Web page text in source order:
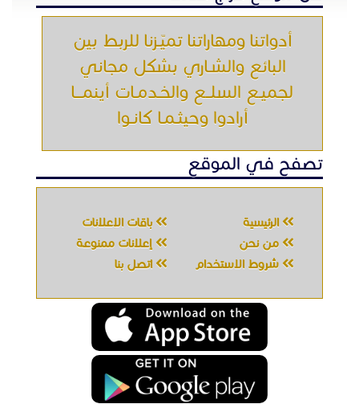
أدواتنا ومهاراتنا تميّـزنا للربط بين
البائع والشـاري بشكل مجاني
لجميـع السلــع والخـدمـات أينمـــا
أرادوا وحيثـمـا كانـوا
تصفح في الموقع
الرئيسية
باقات الإعلانات
من نحن
إعلانات ممنوعة
شروط الاستخدام
اتصل بنا